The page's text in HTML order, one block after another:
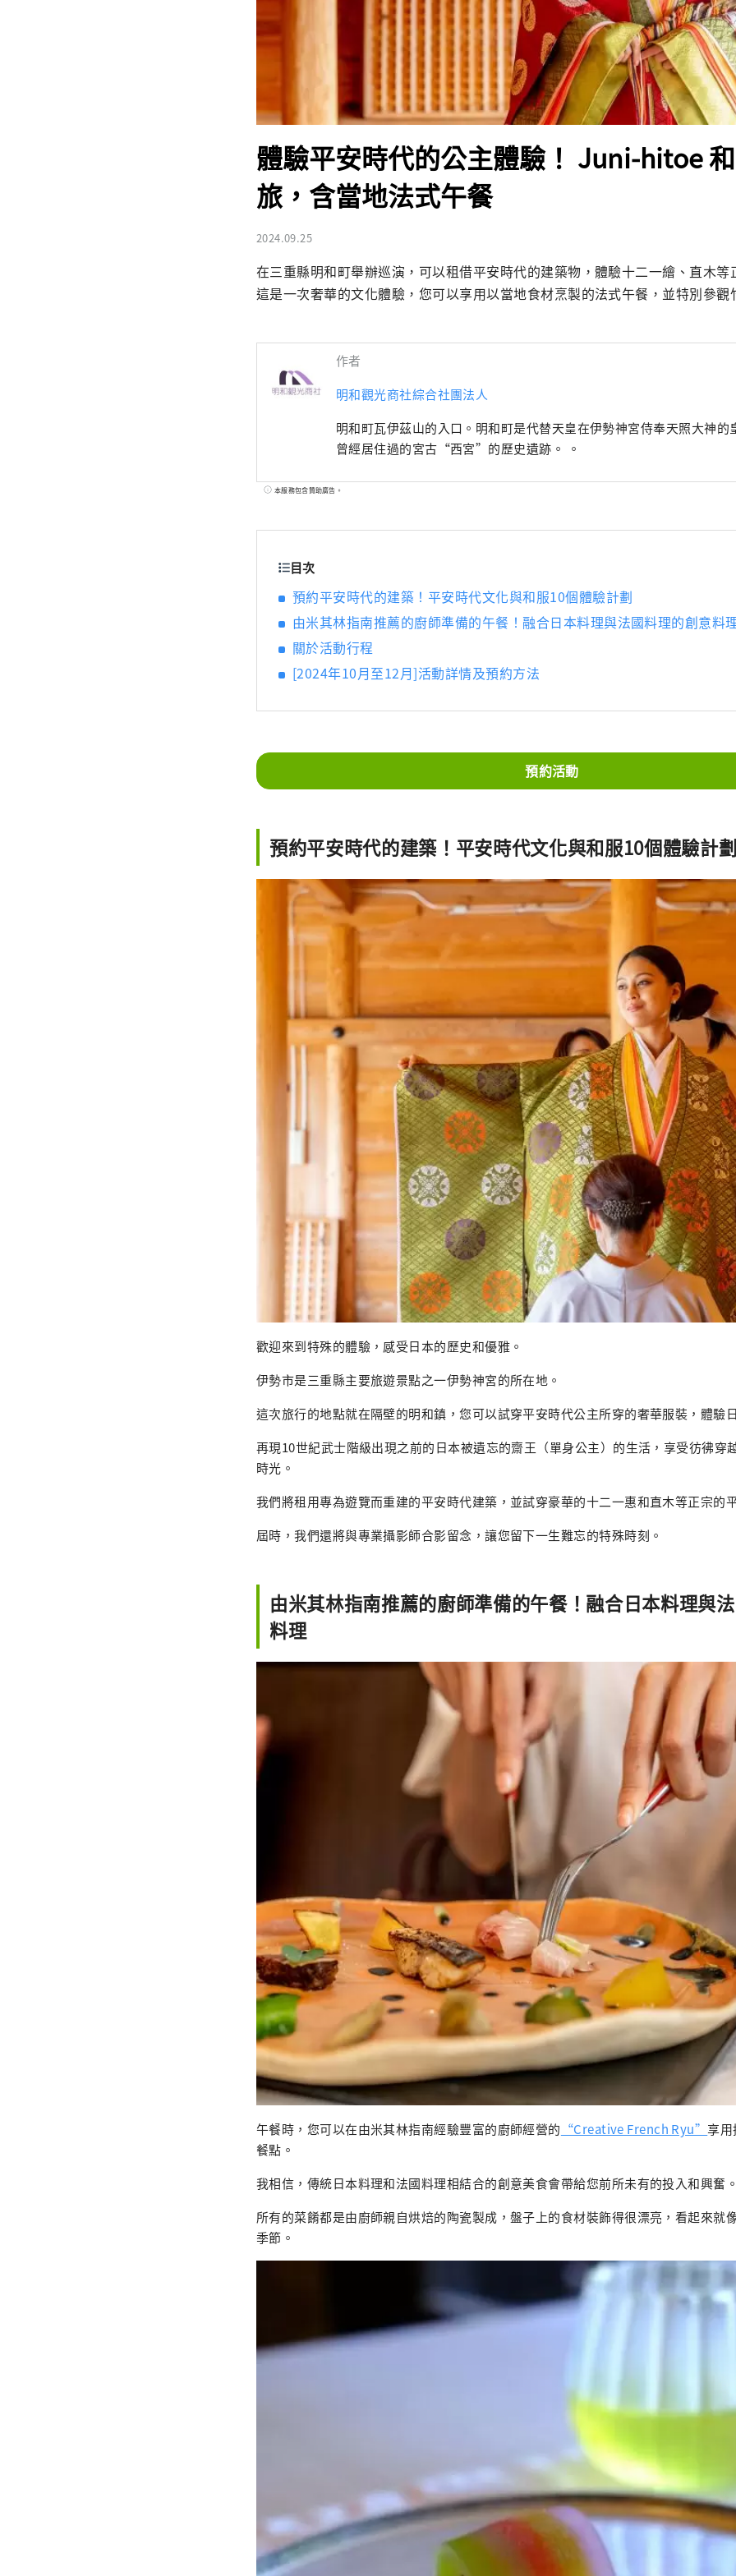
體驗平安時代的公主體驗！ Juni-hitoe
旅，含當地法式午餐
2024.09.25
在三重縣明和町舉辦巡演，可以租借平安時代的建築物，體驗十二一繪、直木等
這是一次奢華的文化體驗，您可以享用以當地食材烹製的法式午餐，並特別參觀
作者
明和觀光商社綜合社團法人
明和町瓦伊茲山的入口。明和町是代替天皇在伊勢神宮侍奉天照大神
曾經居住過的宮古“西宮”的歷史遺跡。 。
本服務包含贊助廣告。
目次
預約平安時代的建築！平安時代文化與和服10個體驗計劃
由米其林指南推薦的廚師準備的午餐！融合日本料理與法國料理的創意料
關於活動行程
[2024年10月至12月]活動詳情及預約方法
預約活動
預約平安時代的建築！平安時代文化與和服10個體驗計
歡迎來到特殊的體驗，感受日本的歷史和優雅。
伊勢市是三重縣主要旅遊景點之一伊勢神宮的所在地。
這次旅行的地點就在隔壁的明和鎮，您可以試穿平安時代公主所穿的奢華服裝，體驗
再現10世紀武士階級出現之前的日本被遺忘的齋王（單身公主）的生活，享受彷彿穿
時光。
我們將租用專為遊覽而重建的平安時代建築，並試穿豪華的十二一惠和直木等正宗的
屆時，我們還將與專業攝影師合影留念，讓您留下一生難忘的特殊時刻。
由米其林指南推薦的廚師準備的午餐！融合日本料理與
料理
午餐時，您可以在由米其林指南經驗豐富的廚師經營的 “Creative French Ryu”享
餐點。
我相信，傳統日本料理和法國料理相結合的創意美食會帶給您前所未有的投入和興奮
所有的菜餚都是由廚師親自烘焙的陶瓷製成，盤子上的食材裝飾得很漂亮，看起來就
季節。